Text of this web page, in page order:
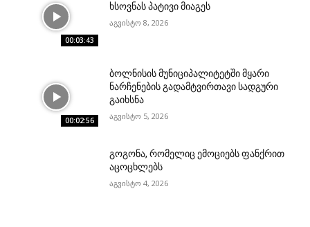
00:03:43
ხსოვნას პატივი მიაგეს
აგვისტო 8, 2026
00:02:56
ბოლნისის მუნიციპალიტეტში მყარი
ნარჩენების გადამტვირთავი სადგური
გაიხსნა
აგვისტო 5, 2026
გოგონა, რომელიც ემოციებს ფანქრით
აცოცხლებს
აგვისტო 4, 2026